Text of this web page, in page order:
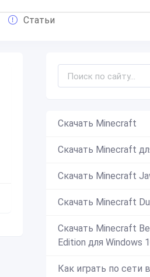
Статьи
Скачать Minecraft
Скачать Minecraft
Скачать Minecraft
Скачать Minecraft
Скачать Minecraft
Edition для Windows
Как играть по сети